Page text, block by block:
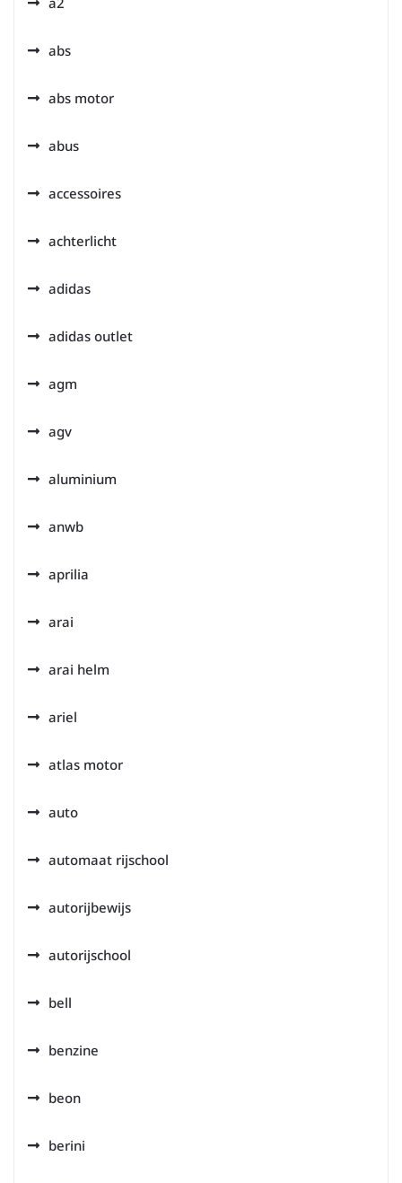
abs
abs motor
abus
accessoires
achterlicht
adidas
adidas outlet
agm
agv
aluminium
anwb
aprilia
arai
arai helm
ariel
atlas motor
auto
automaat rijschool
autorijbewijs
autorijschool
bell
benzine
beon
berini